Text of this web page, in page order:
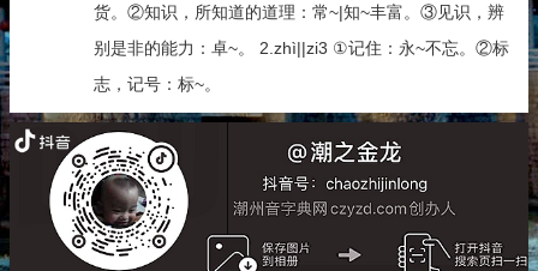
货。②知识，所知道的道理：常~|知~丰富。③见识，辨
别是非的能力：卓~。 2.zhì||zi3 ①记住：永~不忘。②标
志，记号：标~。